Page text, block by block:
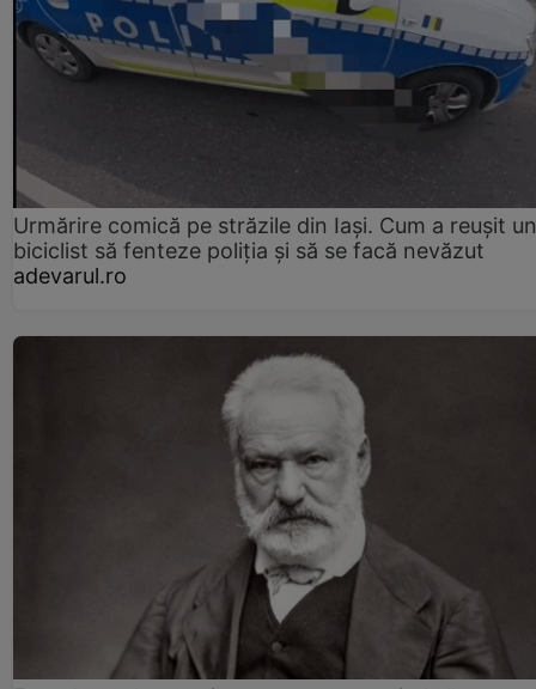
Urmărire comică pe străzile din Iași. Cum a reușit un
biciclist să fenteze poliția și să se facă nevăzut
adevarul.ro